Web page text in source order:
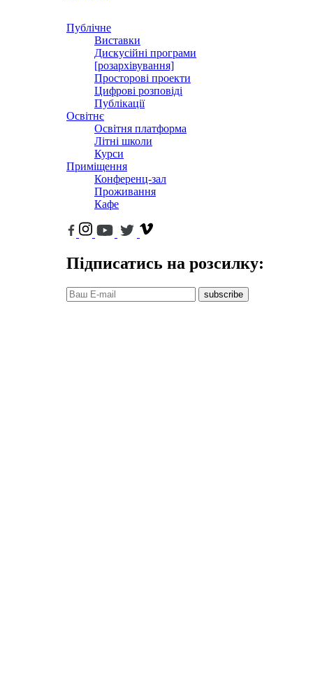
Публічне
Виставки
Дискусійні програми
[розархівування]
Просторові проекти
Цифрові розповіді
Публікації
Освітнє
Освітня платформа
Літні школи
Курси
Приміщення
Конференц-зал
Проживання
Кафе
Підписатись на розсилку:
subscribe